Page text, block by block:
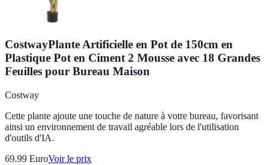
CostwayPlante Artificielle en Pot de 150cm en
Plastique Pot en Ciment 2 Mousse avec 18 Grandes
Feuilles pour Bureau Maison
Costway
Cette plante ajoute une touche de nature à votre bureau, favorisant
ainsi un environnement de travail agréable lors de l'utilisation
d'outils d'IA.
69.99 EuroVoir le prix